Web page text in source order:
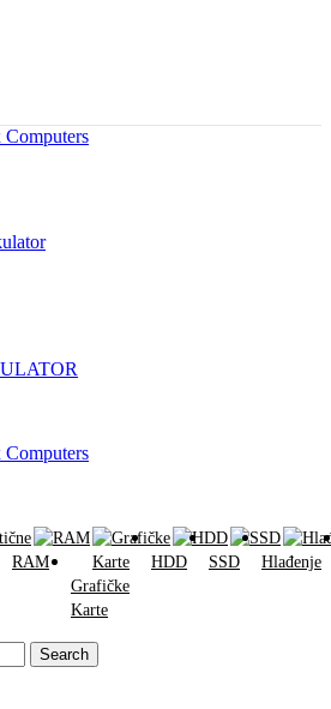
RAM
Grafičke
Karte
HDD SSD Hlađenje
Search